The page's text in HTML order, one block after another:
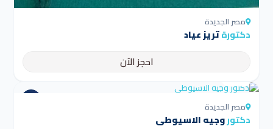
مصر الجديدة
دكتورةتريز عياد
احجز الآن
مصر الجديدة
دكتوروجيه الاسيوطى